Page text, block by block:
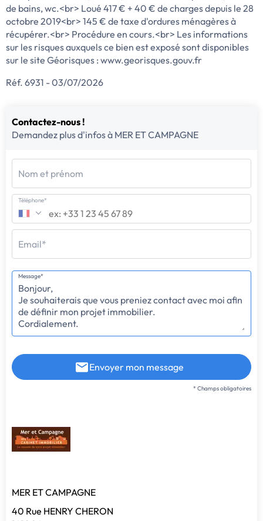
de bains, wc.<br> Loué 417 € + 40 € de charges depuis le 28
octobre 2019<br> 145 € de taxe d'ordures ménagères à
récupérer.<br> Procédure en cours.<br> Les informations
sur les risques auxquels ce bien est exposé sont disponibles
sur le site Géorisques : www.georisques.gouv.fr
Réf. 6931 - 03/07/2026
Contactez-nous !
Demandez plus d'infos à MER ET CAMPAGNE
Nom et prénom
Téléphone*
Email*
Message*
Envoyer mon message
* Champs obligatoires
MER ET CAMPAGNE
40 Rue HENRY CHERON